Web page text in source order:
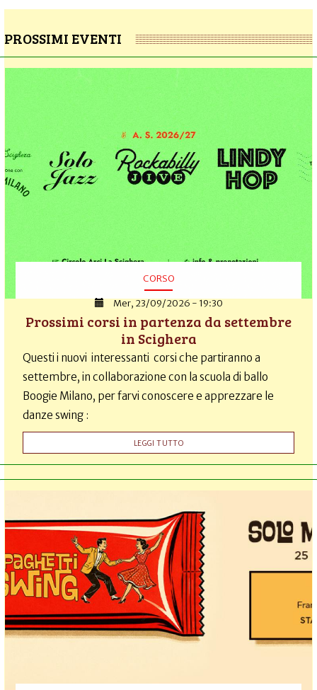
PROSSIMI EVENTI
CORSO
Mer, 23/09/2026 - 19:30
Prossimi corsi in partenza da settembre
in Scighera
Questi i nuovi interessanti corsi che partiranno a
settembre, in collaborazione con la scuola di ballo
Boogie Milano, per farvi conoscere e apprezzare le
danze swing :
LEGGI TUTTO